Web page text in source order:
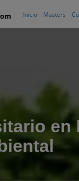
Inicio Masters
en